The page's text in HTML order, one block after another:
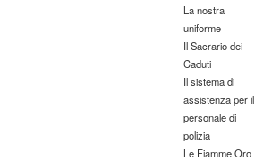
La nostra
uniforme
Il Sacrario dei
Caduti
Il sistema di
assistenza per il
personale di
polizia
Le Fiamme Oro